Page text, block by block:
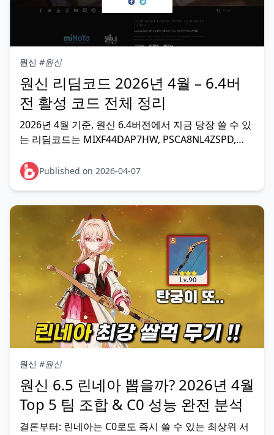
원신 #원신
원신 리딤코드 2026년 4월 – 6.4버
전 활성 코드 전체 정리
2026년 4월 기준, 원신 6.4버전에서 지금 당장 쓸 수 있
는 리딤코드는 MIXF44DAP7HW, PSCA8NL4ZSPD,
GENSHINGIFT 등 6종 이상입니다. 전부 입력하면 원석
22
Published on 2026-04-07
원신 #원신
원신 6.5 린네아 뽑을까? 2026년 4월
Top 5 팀 조합 & C0 성능 완전 분석
결론부터: 린네아는 C0로도 즉시 쓸 수 있는 최상위 서